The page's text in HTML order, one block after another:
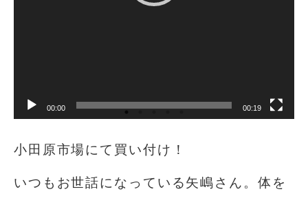
00:00 00:19
小田原市場にて買い付け！
いつもお世話になっている矢嶋さん。体を